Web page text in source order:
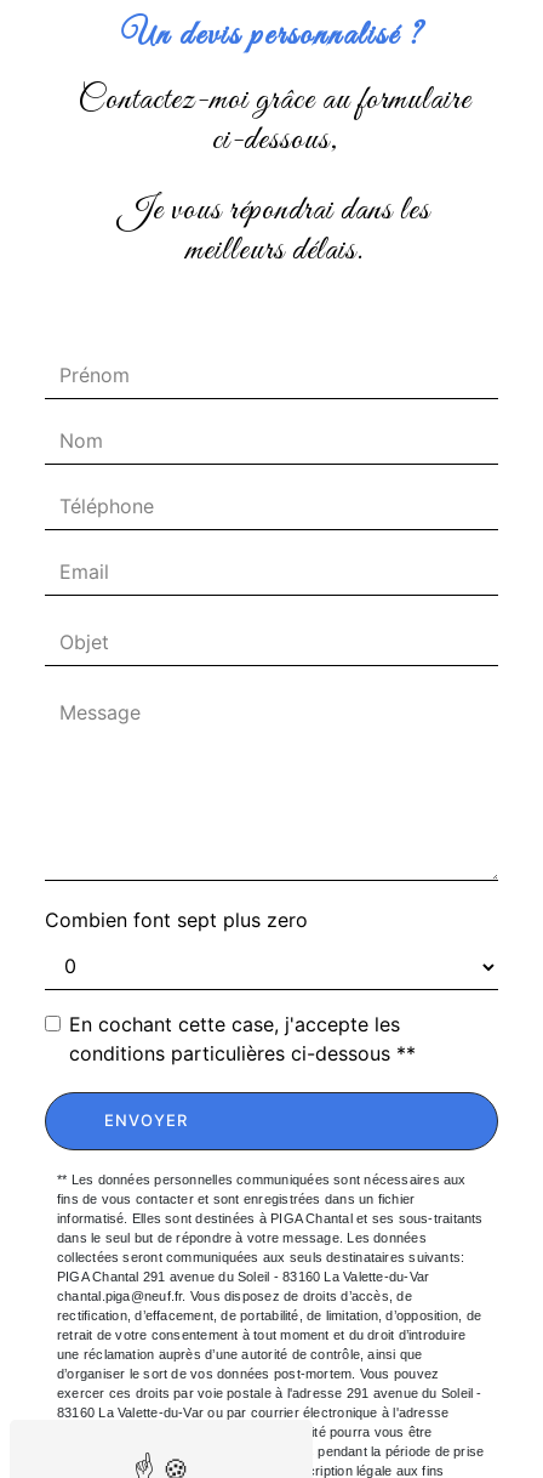
Un devis personnalisé ?
Contactez-moi grâce au formulaire
ci-dessous,
je vous répondrai dans les
meilleurs délais.
Combien font sept plus zero
En cochant cette case, j'accepte les
conditions particulières ci-dessous **
ENVOYER
** Les données personnelles communiquées sont nécessaires aux
fins de vous contacter et sont enregistrées dans un fichier
informatisé. Elles sont destinées à PIGA Chantal et ses sous-traitants
dans le seul but de répondre à votre message. Les données
collectées seront communiquées aux seuls destinataires suivants:
PIGA Chantal 291 avenue du Soleil - 83160 La Valette-du-Var
chantal.piga@neuf.fr. Vous disposez de droits d’accès, de
rectification, d’effacement, de portabilité, de limitation, d’opposition, de
retrait de votre consentement à tout moment et du droit d’introduire
une réclamation auprès d’une autorité de contrôle, ainsi que
d’organiser le sort de vos données post-mortem. Vous pouvez
exercer ces droits par voie postale à l'adresse 291 avenue du Soleil -
83160 La Valette-du-Var ou par courrier électronique à l'adresse
chantal.piga@neuf.fr. Un justificatif d'identité pourra vous être
demandé. Nous conservons vos données pendant la période de prise
de contact puis pendant la durée de prescription légale aux fins